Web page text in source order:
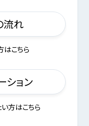
流れ
こちら
ション
方はこちら